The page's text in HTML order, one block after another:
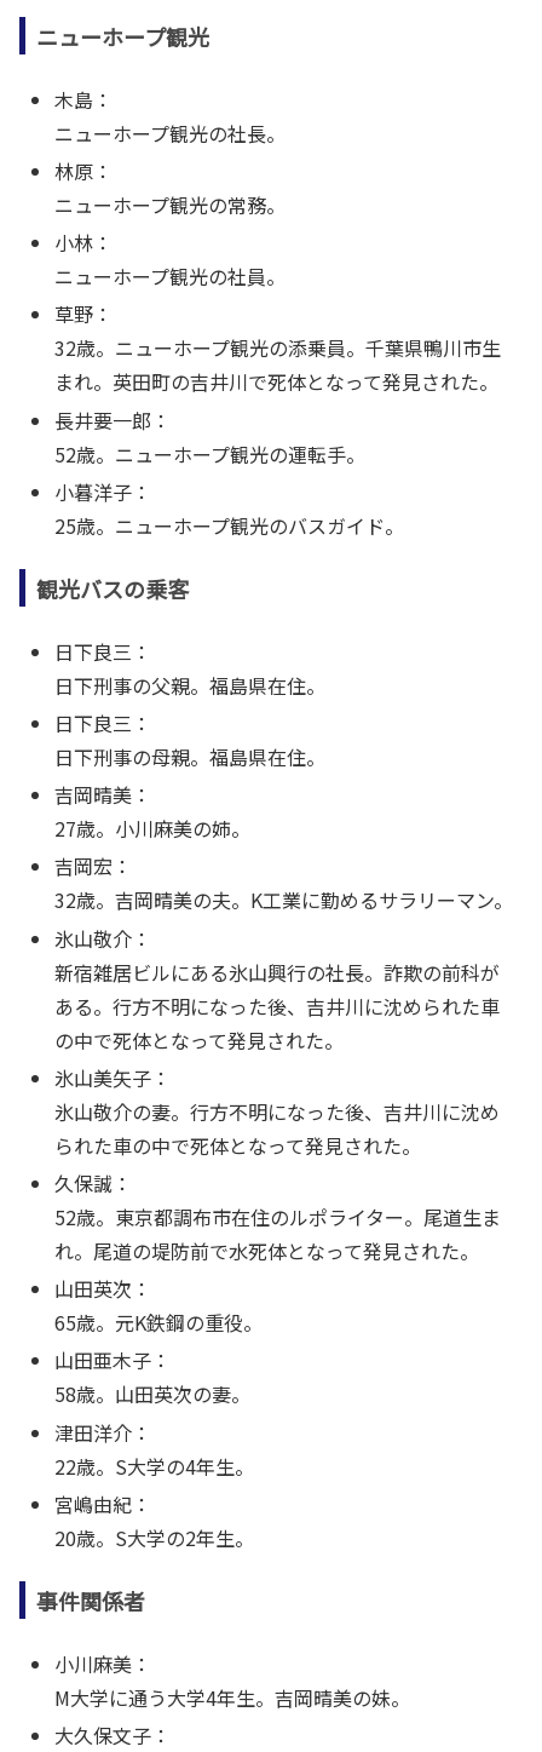
ニューホープ観光
木島：
ニューホープ観光の社長。
林原：
ニューホープ観光の常務。
小林：
ニューホープ観光の社員。
草野：
32歳。ニューホープ観光の添乗員。千葉県鴨川市生
まれ。英田町の吉井川で死体となって発見された。
長井要一郎：
52歳。ニューホープ観光の運転手。
小暮洋子：
25歳。ニューホープ観光のバスガイド。
観光バスの乗客
日下良三：
日下刑事の父親。福島県在住。
日下良三：
日下刑事の母親。福島県在住。
吉岡晴美：
27歳。小川麻美の姉。
吉岡宏：
32歳。吉岡晴美の夫。K工業に勤めるサラリーマン。
氷山敬介：
新宿雑居ビルにある氷山興行の社長。詐欺の前科が
ある。行方不明になった後、吉井川に沈められた車
の中で死体となって発見された。
氷山美矢子：
氷山敬介の妻。行方不明になった後、吉井川に沈め
られた車の中で死体となって発見された。
久保誠：
52歳。東京都調布市在住のルポライター。尾道生ま
れ。尾道の堤防前で水死体となって発見された。
山田英次：
65歳。元K鉄鋼の重役。
山田亜木子：
58歳。山田英次の妻。
津田洋介：
22歳。S大学の4年生。
宮嶋由紀：
20歳。S大学の2年生。
事件関係者
小川麻美：
M大学に通う大学4年生。吉岡晴美の妹。
大久保文子：